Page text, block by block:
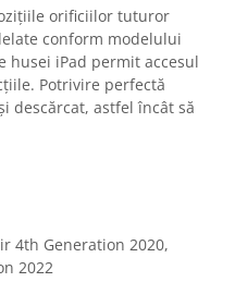
orificiilor tuturor
conform modelului
husei iPad permit accesul
Potrivire perfectă
descărcat, astfel încât să
4th Generation 2020,
2022